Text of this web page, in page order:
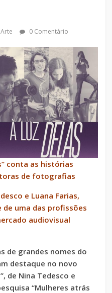
0 Comentário
conta as histórias
de fotografias
e Luana Farias,
uma das profissões
audiovisual
de grandes nomes do
destaque no novo
de Nina Tedesco e
“Mulheres atrás